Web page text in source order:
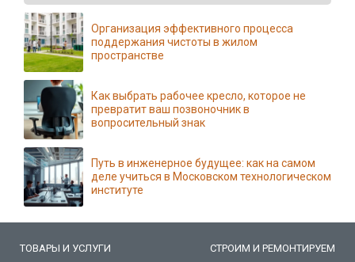
Организация эффективного процесса
поддержания чистоты в жилом
пространстве
Как выбрать рабочее кресло, которое не
превратит ваш позвоночник в
вопросительный знак
Путь в инженерное будущее: как на самом
деле учиться в Московском технологическом
институте
ТОВАРЫ И УСЛУГИ СТРОИМ И РЕМОНТИРУЕМ